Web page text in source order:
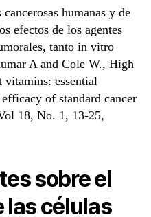
humanas y de
efectos de los agentes
tanto in vitro
A and Cole W., High
essential
of standard cancer
18, No. 1, 13-25,
sobre el
las células